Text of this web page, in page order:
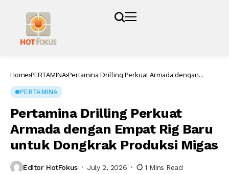
Home PERTAMINA Pertamina Drilling Perkuat Armada dengan
PERTAMINA
Pertamina Drilling Perkuat
Armada dengan Empat Rig Baru
untuk Dongkrak Produksi Migas
Editor HotFokus July 2, 2026 1 Mins Read